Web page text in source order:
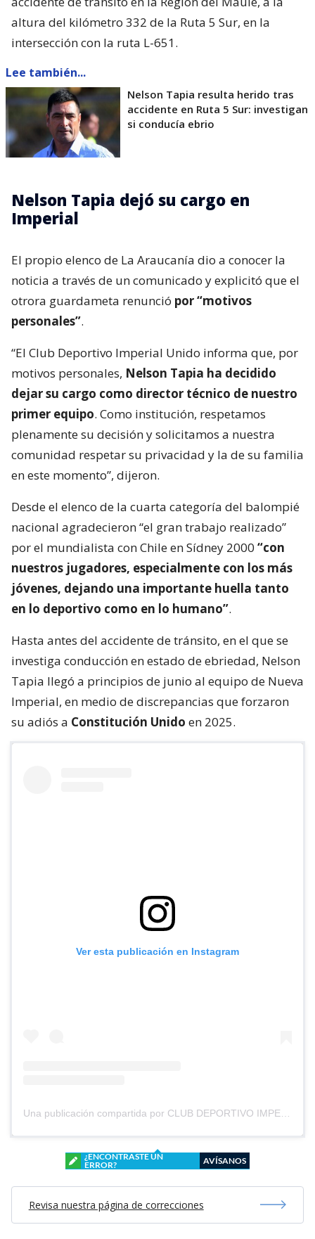
altura del kilómetro 332 de la Ruta 5 Sur, en la
intersección con la ruta L-651.
Lee también...
Nelson Tapia resulta herido tras
accidente en Ruta 5 Sur: investigan
si conducía ebrio
Nelson Tapia dejó su cargo en
Imperial
El propio elenco de La Araucanía dio a conocer la
noticia a través de un comunicado y explicitó que el
otrora guardameta renunció por “motivos
personales”.
“El Club Deportivo Imperial Unido informa que, por
motivos personales, Nelson Tapia ha decidido
dejar su cargo como director técnico de nuestro
primer equipo. Como institución, respetamos
plenamente su decisión y solicitamos a nuestra
comunidad respetar su privacidad y la de su familia
en este momento”, dijeron.
Desde el elenco de la cuarta categoría del balompié
nacional agradecieron “el gran trabajo realizado”
por el mundialista con Chile en Sídney 2000 “con
nuestros jugadores, especialmente con los más
jóvenes, dejando una importante huella tanto
en lo deportivo como en lo humano”.
Hasta antes del accidente de tránsito, en el que se
investiga conducción en estado de ebriedad, Nelson
Tapia llegó a principios de junio al equipo de Nueva
Imperial, en medio de discrepancias que forzaron
su adiós a Constitución Unido en 2025.
Ver esta publicación en Instagram
¿ENCONTRASTE UN
ERROR?
AVÍSANOS
Revisa nuestra página de correcciones